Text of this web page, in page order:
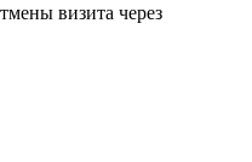
визита через